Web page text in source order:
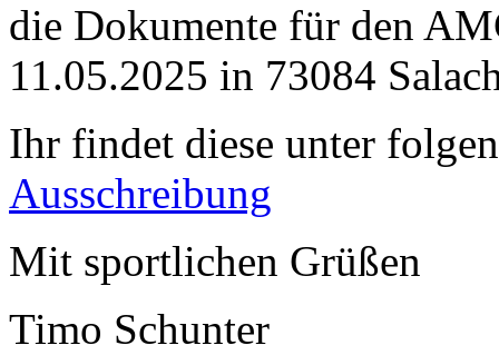
die Dokumente für den
11.05.2025 in 73084
Ihr findet diese unter
Ausschreibung
Mit sportlichen Grüßen
Timo Schunter